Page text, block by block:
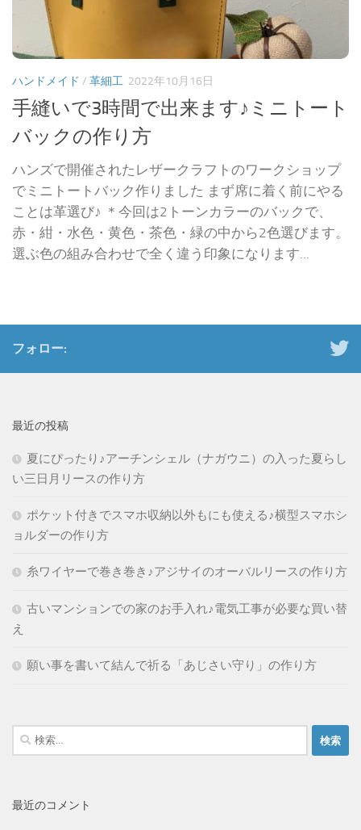
ハンドメイド / 革細工 2022年10月16日
手縫いで3時間で出来ます♪ミニトート
バックの作り方
ハンズで開催されたレザークラフトのワークショップ
でミニトートバック作りました まず席に着く前にやる
ことは革選び♪ ＊今回は2トーンカラーのバックで、
赤・紺・水色・黄色・茶色・緑の中から2色選びます。
選ぶ色の組み合わせで全く違う印象になります...
フォロー:
最近の投稿
夏にぴったり♪アーチンシェル（ナガウニ）の入った夏らし
い三日月リースの作り方
ポケット付きでスマホ収納以外もにも使える♪横型スマホシ
ョルダーの作り方
糸ワイヤーで巻き巻き♪アジサイのオーバルリースの作り方
古いマンションでの家のお手入れ♪電気工事が必要な買い替
え
願い事を書いて結んで祈る「あじさい守り」の作り方
検
索:
最近のコメント